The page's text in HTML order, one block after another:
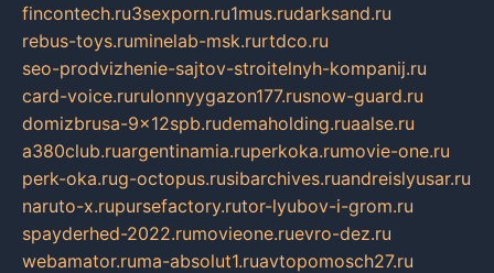
fincontech.ru3sexporn.ru1mus.rudarksand.ru
rebus-toys.ruminelab-msk.rurtdco.ru
seo-prodvizhenie-sajtov-stroitelnyh-kompanij.ru
card-voice.rurulonnyygazon177.rusnow-guard.ru
domizbrusa-9x12spb.rudemaholding.ruaalse.ru
a380club.ruargentinamia.ruperkoka.rumovie-one.ru
perk-oka.rug-octopus.rusibarchives.ruandreislyusar.ru
naruto-x.rupursefactory.rutor-lyubov-i-grom.ru
spayderhed-2022.rumovieone.ruevro-dez.ru
webamator.ruma-absolut1.ruavtopomosch27.ru